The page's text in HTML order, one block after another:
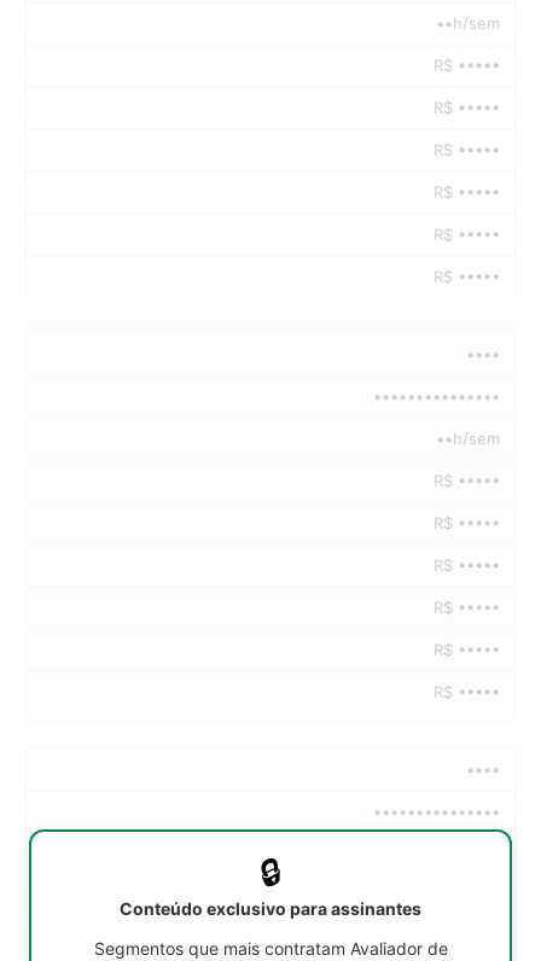
••h/sem
R$ •••••
R$ •••••
R$ •••••
R$ •••••
R$ •••••
R$ •••••
••••
•••••••••••••••
••h/sem
R$ •••••
R$ •••••
R$ •••••
R$ •••••
R$ •••••
R$ •••••
••••
•••••••••••••••
R$ •••••
🔒
Conteúdo exclusivo para assinantes
Segmentos que mais contratam Avaliador de